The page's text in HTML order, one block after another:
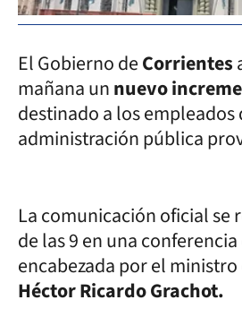
El Gobierno deCorrientes
mañana unnuevo
destinado a los empleados
administración pública
La comunicación oficial se
de las 9 en una
encabezada por el
Héctor Ricardo Grachot.